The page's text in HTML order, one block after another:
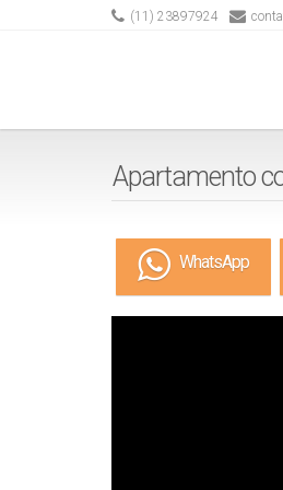
(11) 23897924
Apartamento
WhatsApp